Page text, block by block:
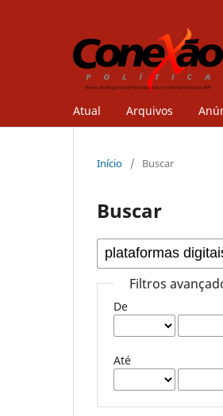
Atual Arquivos
Início / Buscar
Buscar
Filtros
De
Até